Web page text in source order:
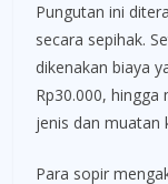
Pungutan ini
secara sepihak.
dikenakan biaya
Rp30.000,
jenis dan muatan
Para sopir